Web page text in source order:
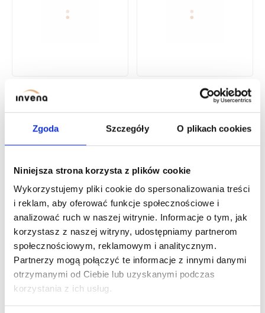
Zgoda Szczegóły O plikach cookies
Niniejsza strona korzysta z plików cookie
Wykorzystujemy pliki cookie do spersonalizowania treści
i reklam, aby oferować funkcje społecznościowe i
analizować ruch w naszej witrynie. Informacje o tym, jak
korzystasz z naszej witryny, udostępniamy partnerom
społecznościowym, reklamowym i analitycznym.
Partnerzy mogą połączyć te informacje z innymi danymi
otrzymanymi od Ciebie lub uzyskanymi podczas
korzystania z ich usług.
PRESS FITTING PROV -
REDUCING TEE 32 X 26 X
REDUCING TEE 32 X 20 X
32
PRESS FITTING PROV - EQUAL TEE 32 X 32 X 32
PRESS FITTING PROV -
EQUAL TEE 32 X 32 X 32